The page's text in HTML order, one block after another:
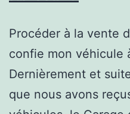
Procéder à la vente
confie mon véhicule
Dernièrement et
que nous avons